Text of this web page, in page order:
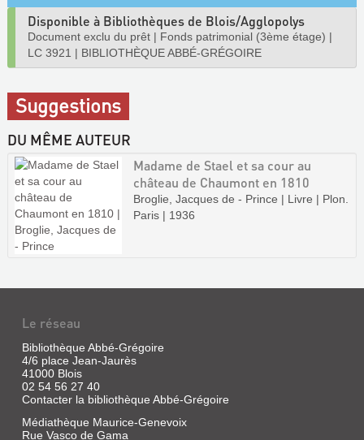
Disponible à Bibliothèques de Blois/Agglopolys
Document exclu du prêt | Fonds patrimonial (3ème étage) |
LC 3921 | BIBLIOTHÈQUE ABBÉ-GRÉGOIRE
Suggestions
DU MÊME AUTEUR
Madame de Stael et sa cour au
château de Chaumont en 1810
Broglie, Jacques de - Prince | Livre | Plon.
Paris | 1936
Le réseau
Bibliothèque Abbé-Grégoire
4/6 place Jean-Jaurès
41000 Blois
02 54 56 27 40
Contacter la bibliothèque Abbé-Grégoire
Médiathèque Maurice-Genevoix
Rue Vasco de Gama